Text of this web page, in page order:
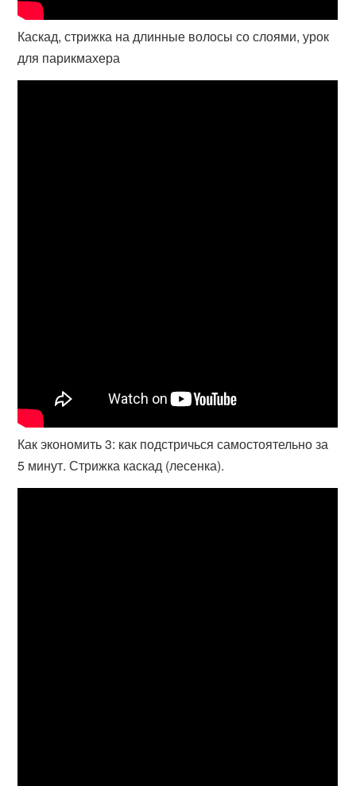
Каскад, стрижка на длинные волосы со слоями, урок
для парикмахера
Как экономить 3: как подстричься самостоятельно за
5 минут. Стрижка каскад (лесенка).